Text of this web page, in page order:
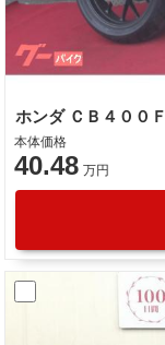
ホンダ ＣＢ４００Ｆ
本体価格
40.48 万円